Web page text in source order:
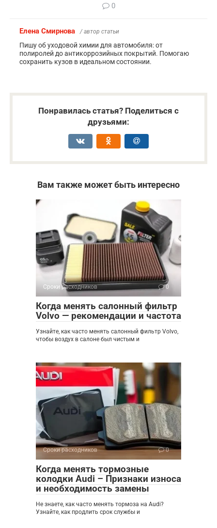
0
Елена Смирнова / автор статьи
Пишу об уходовой химии для автомобиля: от
полиролей до антикоррозийных покрытий. Помогаю
сохранить кузов в идеальном состоянии.
Понравилась статья? Поделиться с
друзьями:
Вам также может быть интересно
Сроки расходников 0
Когда менять салонный фильтр
Volvo — рекомендации и частота
Узнайте, как часто менять салонный фильтр Volvo,
чтобы воздух в салоне был чистым и
Сроки расходников 0
Когда менять тормозные
колодки Audi – Признаки износа
и необходимость замены
Не знаете, как часто менять тормоза на Audi?
Узнайте, как продлить срок службы и